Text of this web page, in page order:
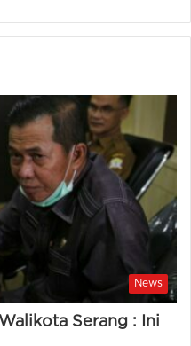
News
Serang : Ini